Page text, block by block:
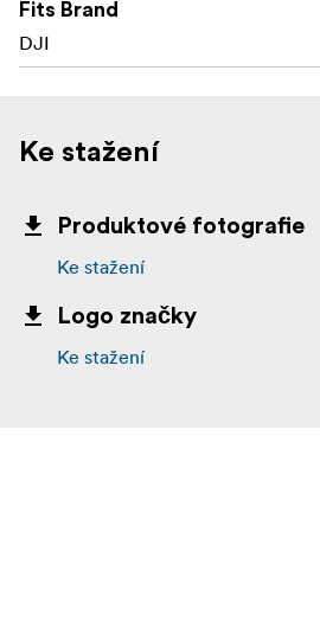
Fits Brand
DJI
Ke stažení
Produktové fotografie
Ke stažení
Logo značky
Ke stažení